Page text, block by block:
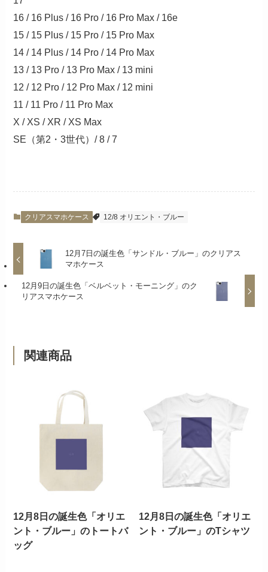
16 / 16 Plus / 16 Pro / 16 Pro Max / 16e
15 / 15 Plus / 15 Pro / 15 Pro Max
14 / 14 Plus / 14 Pro / 14 Pro Max
13 / 13 Pro / 13 Pro Max / 13 mini
12 / 12 Pro / 12 Pro Max / 12 mini
11 / 11 Pro / 11 Pro Max
X / XS / XR / XS Max
SE（第2・3世代）/ 8 / 7
クリアスマホケース 12/8 オリエント・ブルー
12月7日の誕生色「サンドル・ブルー」のクリアス
マホケース
12月9日の誕生色「ベルベット・モーニング」のク
リアスマホケース
関連商品
12月8日の誕生色「オリエ
ント・ブルー」のトートバ
ッグ
12月8日の誕生色「オリエ
ント・ブルー」のTシャツ